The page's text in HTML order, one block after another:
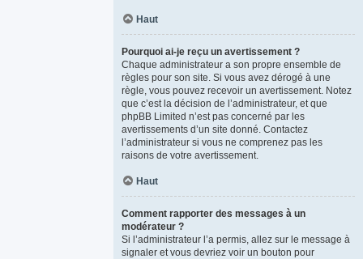
Haut
Pourquoi ai-je reçu un avertissement ?
Chaque administrateur a son propre ensemble de
règles pour son site. Si vous avez dérogé à une
règle, vous pouvez recevoir un avertissement. Notez
que c’est la décision de l’administrateur, et que
phpBB Limited n’est pas concerné par les
avertissements d’un site donné. Contactez
l’administrateur si vous ne comprenez pas les
raisons de votre avertissement.
Haut
Comment rapporter des messages à un
modérateur ?
Si l’administrateur l’a permis, allez sur le message à
signaler et vous devriez voir un bouton pour